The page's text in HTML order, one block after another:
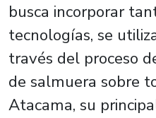
busca incorporar
tecnologías, se
través del proceso
de salmuera sobre
Atacama, su